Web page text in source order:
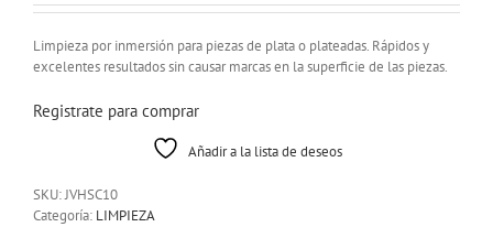
Limpieza por inmersión para piezas de plata o plateadas. Rápidos y
excelentes resultados sin causar marcas en la superficie de las piezas.
Registrate para comprar
Añadir a la lista de deseos
SKU:JVHSC10
Categoría: LIMPIEZA